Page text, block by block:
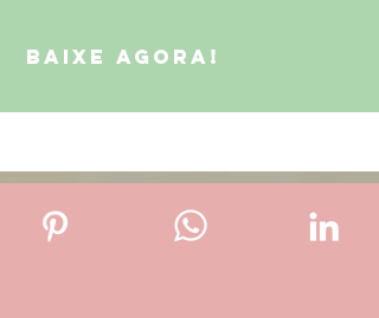
BAIXE AGORA!